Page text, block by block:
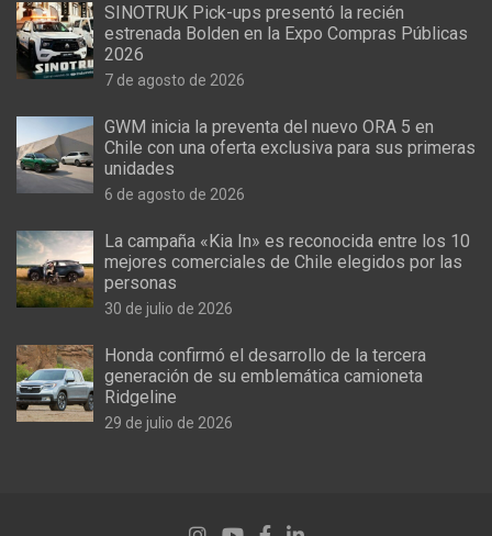
SINOTRUK Pick-ups presentó la recién
estrenada Bolden en la Expo Compras Públicas
2026
7 de agosto de 2026
GWM inicia la preventa del nuevo ORA 5 en
Chile con una oferta exclusiva para sus primeras
unidades
6 de agosto de 2026
La campaña «Kia In» es reconocida entre los 10
mejores comerciales de Chile elegidos por las
personas
30 de julio de 2026
Honda confirmó el desarrollo de la tercera
generación de su emblemática camioneta
Ridgeline
29 de julio de 2026